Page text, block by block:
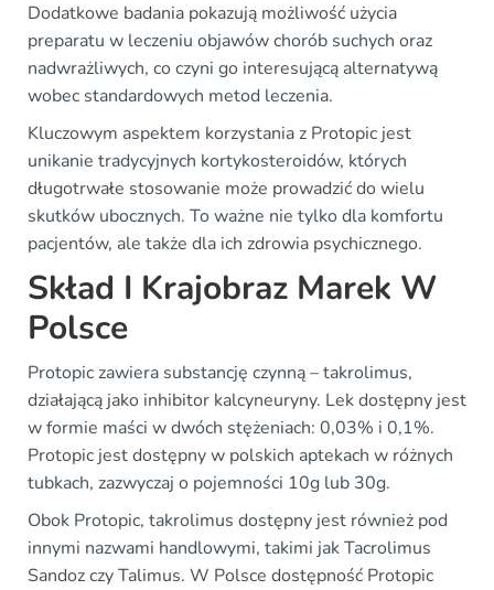
Dodatkowe badania pokazują możliwość użycia
preparatu w leczeniu objawów chorób suchych oraz
nadwrażliwych, co czyni go interesującą alternatywą
wobec standardowych metod leczenia.
Kluczowym aspektem korzystania z Protopic jest
unikanie tradycyjnych kortykosteroidów, których
długotrwałe stosowanie może prowadzić do wielu
skutków ubocznych. To ważne nie tylko dla komfortu
pacjentów, ale także dla ich zdrowia psychicznego.
Skład I Krajobraz Marek W
Polsce
Protopic zawiera substancję czynną – takrolimus,
działającą jako inhibitor kalcyneuryny. Lek dostępny jest
w formie maści w dwóch stężeniach: 0,03% i 0,1%.
Protopic jest dostępny w polskich aptekach w różnych
tubkach, zazwyczaj o pojemności 10g lub 30g.
Obok Protopic, takrolimus dostępny jest również pod
innymi nazwami handlowymi, takimi jak Tacrolimus
Sandoz czy Talimus. W Polsce dostępność Protopic